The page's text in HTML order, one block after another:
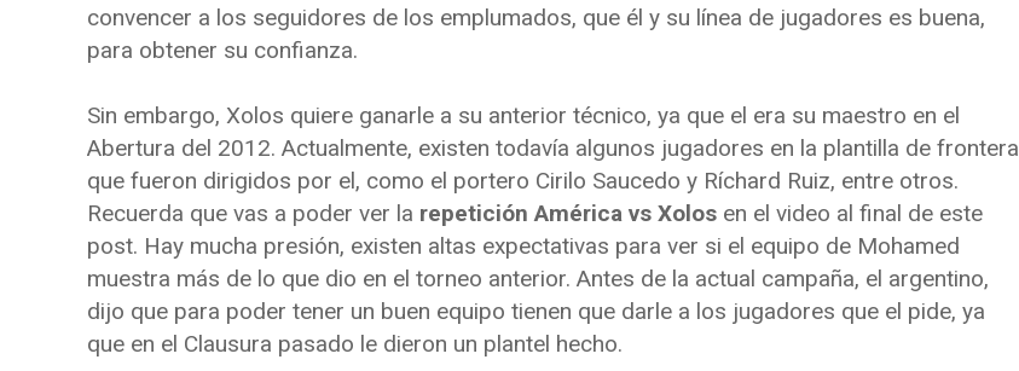
convencer a los seguidores de los emplumados, que él y su línea de jugadores es buena,
para obtener su confianza.
Sin embargo, Xolos quiere ganarle a su anterior técnico, ya que el era su maestro en el
Abertura del 2012. Actualmente, existen todavía algunos jugadores en la plantilla de frontera
que fueron dirigidos por el, como el portero Cirilo Saucedo y Ríchard Ruiz, entre otros.
Recuerda que vas a poder ver la repetición América vs Xolos en el video al final de este
post. Hay mucha presión, existen altas expectativas para ver si el equipo de Mohamed
muestra más de lo que dio en el torneo anterior. Antes de la actual campaña, el argentino,
dijo que para poder tener un buen equipo tienen que darle a los jugadores que el pide, ya
que en el Clausura pasado le dieron un plantel hecho.